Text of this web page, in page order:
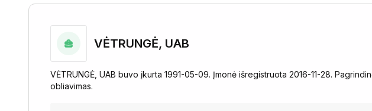
VĖTRUNGĖ, UAB
VĖTRUNGĖ, UAB buvo įkurta 1991-05-09. Įmonė išregistruota 2016-11-28.
obliavimas.